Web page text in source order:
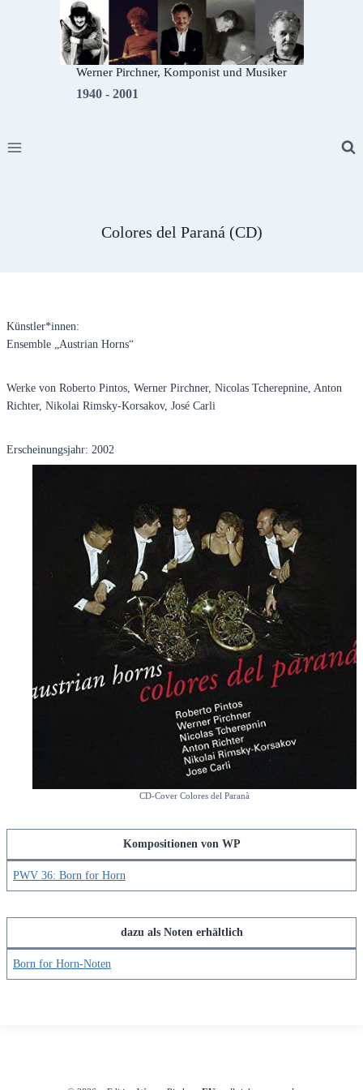
Werner Pirchner, Komponist und Musiker
1940 - 2001
Colores del Paraná (CD)
Künstler*innen:
Ensemble „Austrian Horns“
Werke von Roberto Pintos, Werner Pirchner, Nicolas Tcherepnine, Anton
Richter, Nikolai Rimsky-Korsakov, José Carli
Erscheinungsjahr: 2002
CD-Cover Colores del Paranà
Kompositionen von WP
PWV 36: Born for Horn
dazu als Noten erhältlich
Born for Horn-Noten